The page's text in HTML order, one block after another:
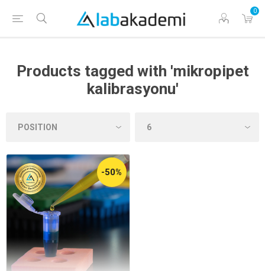
0
Products tagged with 'mikropipet
kalibrasyonu'
-50%